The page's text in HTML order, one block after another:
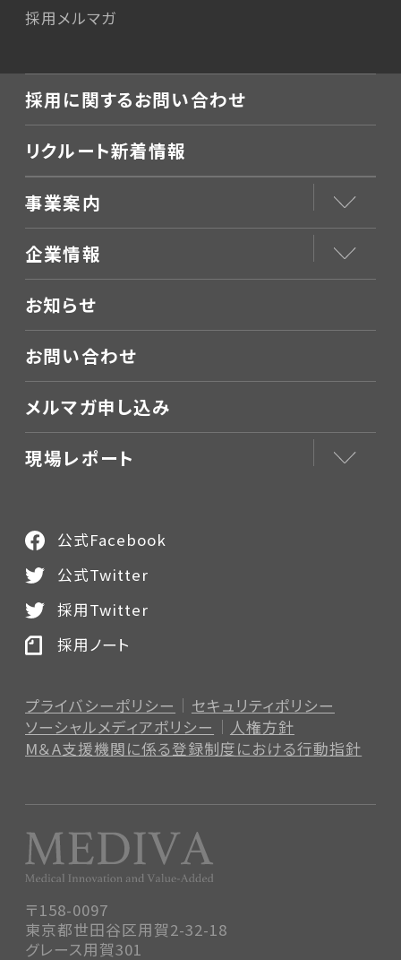
採用メルマガ
採用に関するお問い合わせ
リクルート新着情報
事業案内
企業情報
お知らせ
お問い合わせ
メルマガ申し込み
現場レポート
〒158-0097
東京都世田谷区用賀2-32-18
グレース用賀301
プライバシーポリシー
セキュリティポリシー
ソーシャルメディアポリシー
人権方針
M＆A支援機関に係る登録制度における行動指針
公式Facebook
公式Twitter
採用Twitter
採用ノート